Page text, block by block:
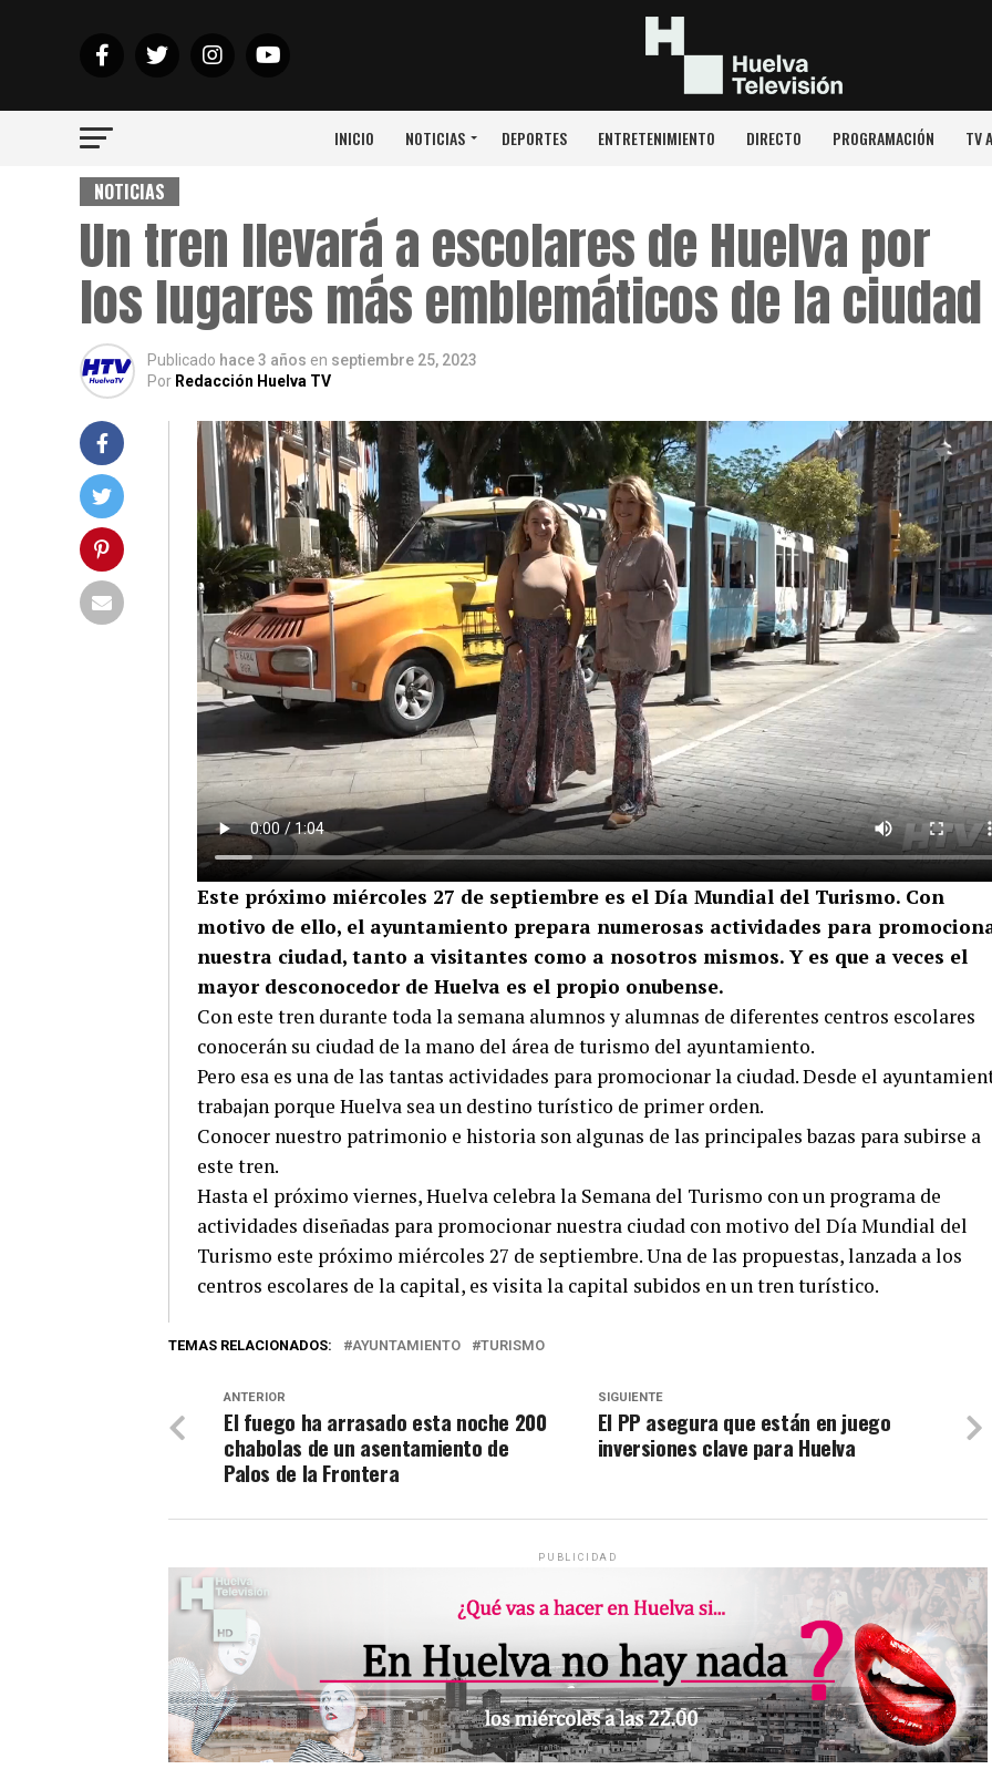
INICIO NOTICIAS DEPORTES ENTRETENIMIENTO DIRECTO PROGRAMACIÓN TV
NOTICIAS
Un tren llevará a escolares de Huelva por
los lugares más emblemáticos de la ciudad
Publicado hace 3 años en septiembre 25, 2023
Por Redacción Huelva TV
Este próximo miércoles 27 de septiembre es el Día Mundial del Turismo. Con
motivo de ello, el ayuntamiento prepara numerosas actividades para
nuestra ciudad, tanto a visitantes como a nosotros mismos. Y es que a veces el
mayor desconocedor de Huelva es el propio onubense.
Con este tren durante toda la semana alumnos y alumnas de diferentes centros escolares
conocerán su ciudad de la mano del área de turismo del ayuntamiento.
Pero esa es una de las tantas actividades para promocionar la ciudad. Desde el
trabajan porque Huelva sea un destino turístico de primer orden.
Conocer nuestro patrimonio e historia son algunas de las principales bazas para subirse a
este tren.
Hasta el próximo viernes, Huelva celebra la Semana del Turismo con un programa de
actividades diseñadas para promocionar nuestra ciudad con motivo del Día Mundial del
Turismo este próximo miércoles 27 de septiembre. Una de las propuestas, lanzada a los
centros escolares de la capital, es visita la capital subidos en un tren turístico.
TEMAS RELACIONADOS: AYUNTAMIENTO TURISMO
SIGUIENTE
El PP asegura que están en juego
inversiones clave para Huelva
ANTERIOR
El fuego ha arrasado esta noche 200
chabolas de un asentamiento de
Palos de la Frontera
PUBLICIDAD